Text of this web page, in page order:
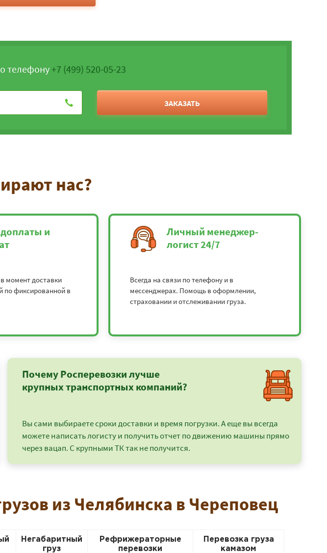
телефону+7 (499) 520-05-23
ЗАКАЗАТЬ
нас?
и
момент доставки
по фиксированной в
Личный менеджер-
логист 24/7
Всегда на связи по телефону и в
мессенджерах. Помощь в оформлении,
страховании и отслеживании груза.
Почему Росперевозки лучше
крупных транспортных компаний?
Вы сами выбираете сроки доставки и время погрузки. А еще вы всегда
можете написать логисту и получить отчет по движению машины прямо
через вацап. С крупными ТК так не получится.
из Челябинска в Череповец
Негабаритный
груз
Рефрижераторные
перевозки
Перевозка груза
камазом